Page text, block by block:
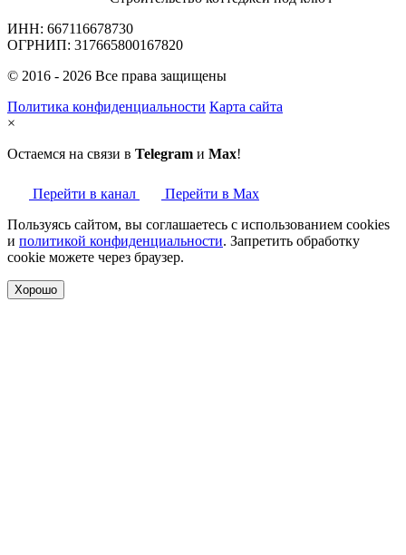
ИНН: 667116678730
ОГРНИП: 317665800167820
© 2016 - 2026 Все права защищены
Политика конфиденциальности Карта сайта
×
Остаемся на связи в Telegram и Max!
Перейти в канал
Перейти в Max
Пользуясь сайтом, вы соглашаетесь с использованием cookies
и политикой конфиденциальности. Запретить обработку
cookie можете через браузер.
Хорошо